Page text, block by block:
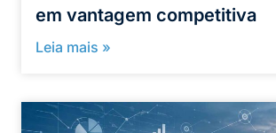
em vantagem competitiva
Leia mais »